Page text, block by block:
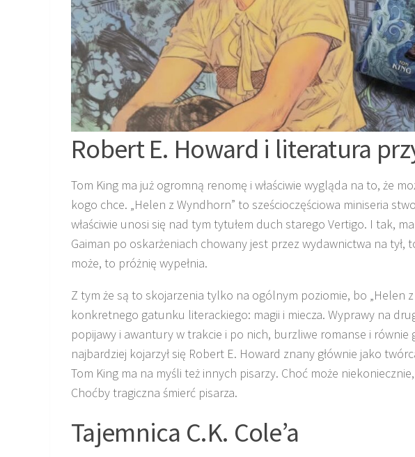
Robert E. Howard i literatura
Tom King ma już ogromną renomę i właściwie wygląda na to, że
kogo chce. „Helen z Wyndhorn” to sześcioczęściowa miniseria
właściwie unosi się nad tym tytułem duch starego Vertigo. I tak,
Gaiman po oskarżeniach chowany jest przez wydawnictwa na tył,
może, to próżnię wypełnia.
Z tym że są to skojarzenia tylko na ogólnym poziomie, bo „Helen
konkretnego gatunku literackiego: magii i miecza. Wyprawy na
popijawy i awantury w trakcie i po nich, burzliwe romanse i równie
najbardziej kojarzył się Robert E. Howard znany głównie jako
Tom King ma na myśli też innych pisarzy. Choć może
Choćby tragiczna śmierć pisarza.
Tajemnica C.K. Cole’a